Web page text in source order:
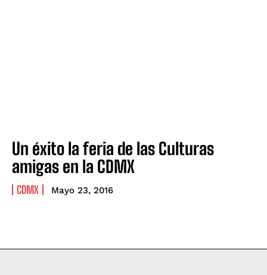
Un éxito la feria de las Culturas
amigas en la CDMX
CDMX Mayo 23, 2016